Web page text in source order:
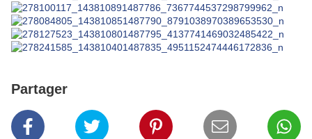
Partager